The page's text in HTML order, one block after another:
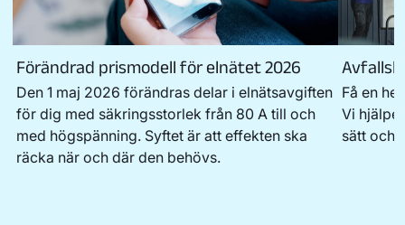
Förändrad prismodell för elnätet 2026
Den 1 maj 2026 förändras delar i elnätsavgiften
för dig med säkringsstorlek från 80 A till och
med högspänning. Syftet är att effekten ska
räcka när och där den behövs.
Få en
Vi
sätt och